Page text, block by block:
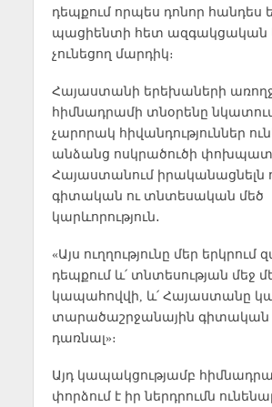
դեպքում որպես դոնոր հանդես
պացիենտի հետ
չունեցող մարդիկ։
Հայաստանի երեխաների
հիմնադրամի տնօրենը նկատում
չարորակ հիվանդություններ
անձանց ոսկրածուծի
Հայաստանում իրականացնելն
գիտական ու տնտեսական մեծ
կարևորություն․
«Այս ուղղությունը մեր երկրում
դեպքում և՛ տնտեսության մեջ
կապահովվի, և՛ Հայաստանը
տարածաշրջանային գիտական
դառնալ»։
Այդ կապակցությամբ
փորձում է իր ներդրումն